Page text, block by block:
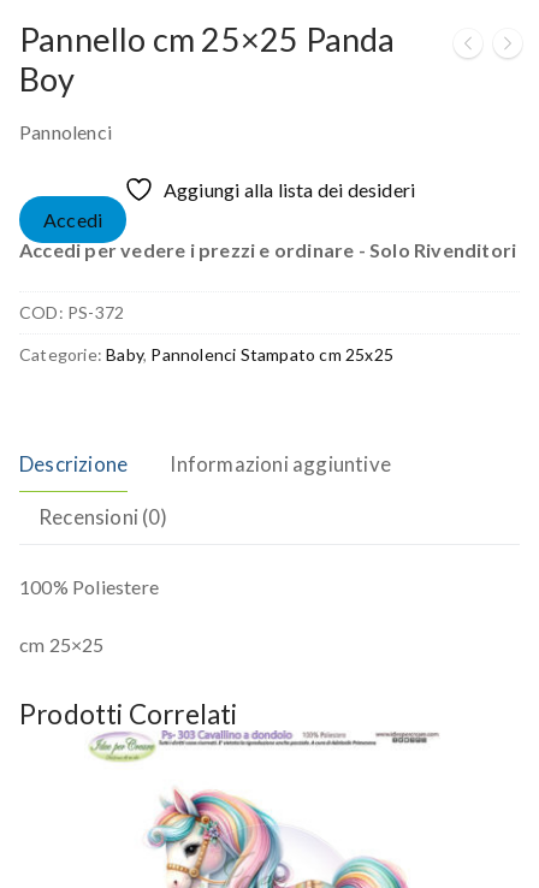
Pannello cm 25×25 Panda
Boy
Pannolenci
Aggiungi alla lista dei desideri
Accedi
Accedi per vedere i prezzi e ordinare - Solo Rivenditori
COD: PS-372
Categorie:Baby, Pannolenci Stampato cm 25x25
Descrizione Informazioni aggiuntive
Recensioni (0)
100% Poliestere
cm 25×25
Prodotti Correlati